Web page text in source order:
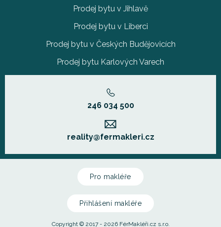
Prodej bytu v Jihlavě
Prodej bytu v Liberci
Prodej bytu v Českých Budějovicích
Prodej bytu Karlových Varech
246 034 500
reality@fermakleri.cz
Pro makléře
Přihlášení makléře
Copyright © 2017 - 2026 FérMakléři.cz s.r.o.